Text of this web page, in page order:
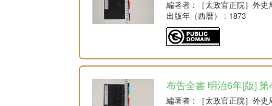
編著者 : ［太政官正院］外史
出版年（西暦）
: 1873
布告全書 明治6年[版] 第
編著者 : ［太政官正院］外史